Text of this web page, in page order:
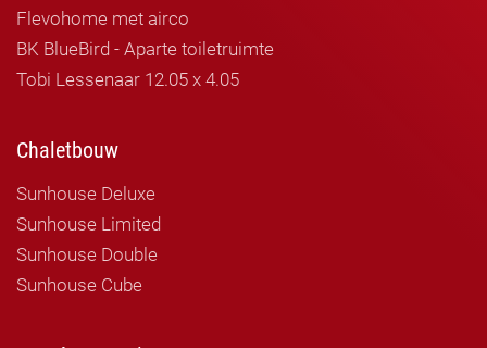
Flevohome met airco
BK BlueBird - Aparte toiletruimte
Tobi Lessenaar 12.05 x 4.05
Chaletbouw
Sunhouse Deluxe
Sunhouse Limited
Sunhouse Double
Sunhouse Cube